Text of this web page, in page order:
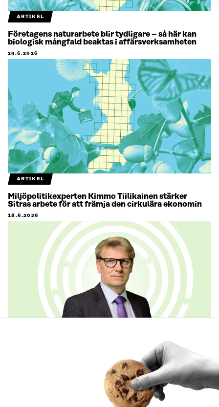
ARTIKEL
Företagens naturarbete blir tydligare – så här kan
biologisk mångfald beaktas i affärsverksamheten
29.6.2026
ARTIKEL
Miljöpolitikexperten Kimmo Tiilikainen stärker
Sitras arbete för att främja den cirkulära ekonomin
18.6.2026